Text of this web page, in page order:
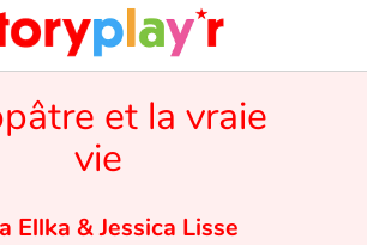
et la vraie
vie
Ellka &Jessica Lisse